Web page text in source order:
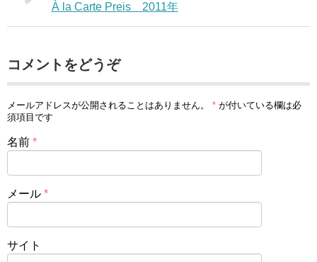
À la Carte Preis 2011年
コメントをどうぞ
メールアドレスが公開されることはありません。 * が付いている欄は必
須項目です
名前 *
メール *
サイト